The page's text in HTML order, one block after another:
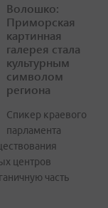
Волошко:
Приморская
картинная
галерея стала
культурным
символом
региона
Спикер краевого
парламента
центров
часть